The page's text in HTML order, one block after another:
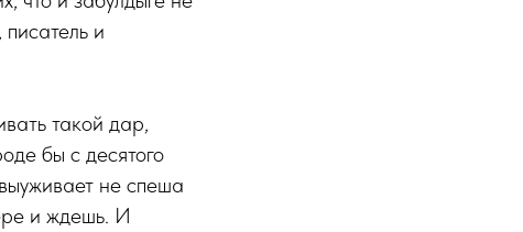
и
такой дар,
бы с десятого
не спеша
и ждешь. И